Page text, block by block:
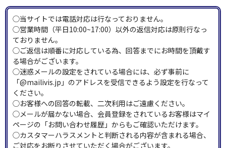
◯当サイトでは電話対応は行なっておりません。
◯営業時間（平日10:00~17:00）以外の返信対応は原則行なっ
ておりません。
◯ご返信は順番に対応している為、回答までにお時間を頂戴す
る場合がございます。
◯迷惑メールの設定をされている場合には、必ず事前に
「@mailivis.jp」のアドレスを受信できるよう設定を行なって
ください。
◯お客様への回答の転載、二次利用はご遠慮ください。
◯メールが届かない場合、会員登録をされているお客様はマイ
ページの「お問い合わせ履歴」からもご確認いただけます。
◯カスタマーハラスメントと判断される内容が含まれる場合、
ご対応をお断りさせていただく場合がございます。